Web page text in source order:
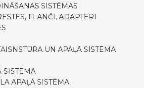
SISTĒMAS
FLANČI, ADAPTERI
UN APAĻĀ SISTĒMA
SISTĒMA
APAĻĀ SISTĒMA